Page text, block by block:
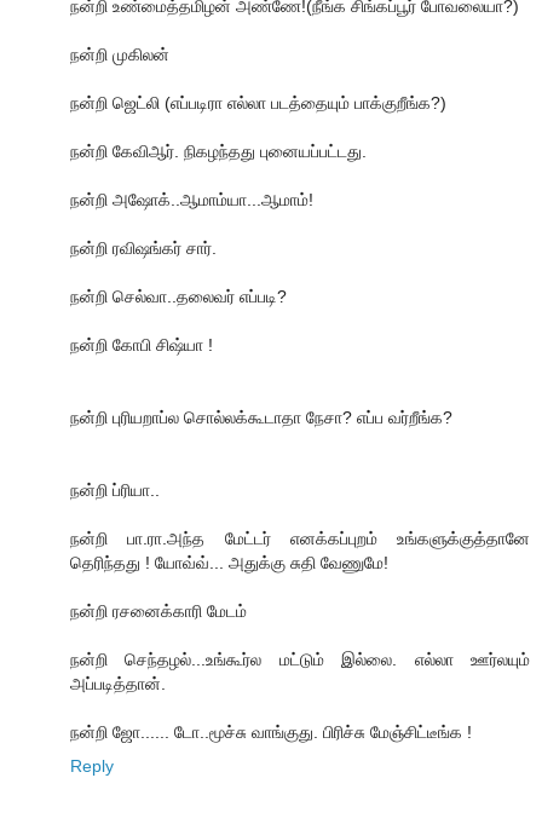
நன்றி உண்மைத்தமிழன் அண்ணே!(நீங்க சிங்கப்பூர் போவலையா?)
நன்றி முகிலன்
நன்றி ஜெட்லி (எப்படிரா எல்லா படத்தையும் பாக்குறீங்க?)
நன்றி கேவிஆர். நிகழந்தது புனையப்பட்டது.
நன்றி அஷோக்..ஆமாம்யா...ஆமாம்!
நன்றி ரவிஷங்கர் சார்.
நன்றி செல்வா..தலைவர் எப்படி?
நன்றி கோபி சிஷ்யா !
நன்றி புரியறாப்ல சொல்லக்கூடாதா நேசா? எப்ப வர்றீங்க?
நன்றி ப்ரியா..
நன்றி பா.ரா.அந்த மேட்டர் எனக்கப்புறம் உங்களுக்குத்தானே
தெரிந்தது ! யோவ்வ்... அதுக்கு சுதி வேணுமே!
நன்றி ரசனைக்காரி மேடம்
நன்றி செந்தழல்...உங்கூர்ல மட்டும் இல்லை. எல்லா ஊர்லயும்
அப்படித்தான்.
நன்றி ஜோ...... டோ..மூச்சு வாங்குது. பிரிச்சு மேஞ்சிட்டீங்க !
Reply